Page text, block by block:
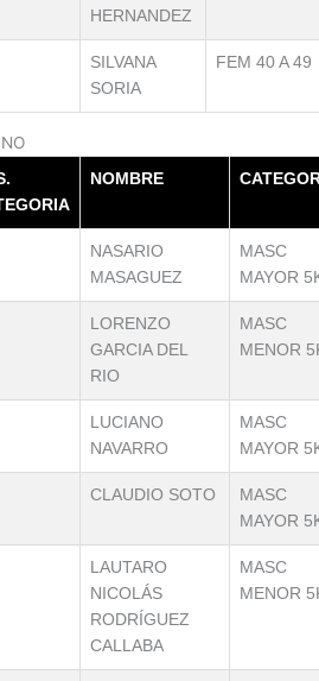
HERNANDEZ
SILVANA
SORIA
FEM 40 A 49
NOMBRE
NASARIO
MASAGUEZ
MASC
MAYOR
LORENZO
GARCIA DEL
RIO
MASC
MENOR
LUCIANO
NAVARRO
MASC
MAYOR
CLAUDIO SOTO
MASC
MAYOR
LAUTARO
NICOLÁS
RODRÍGUEZ
CALLABA
MASC
MENOR